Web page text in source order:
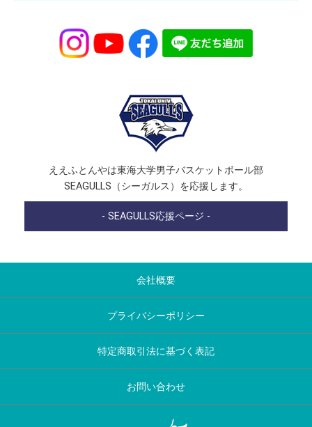
ええふとんやは東海大学男子バスケットボール部
SEAGULLS（シーガルス）を応援します。
- SEAGULLS応援ページ -
会社概要
プライバシーポリシー
特定商取引法に基づく表記
お問い合わせ